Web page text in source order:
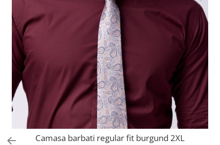
Camasa barbati regular fit burgund 2XL